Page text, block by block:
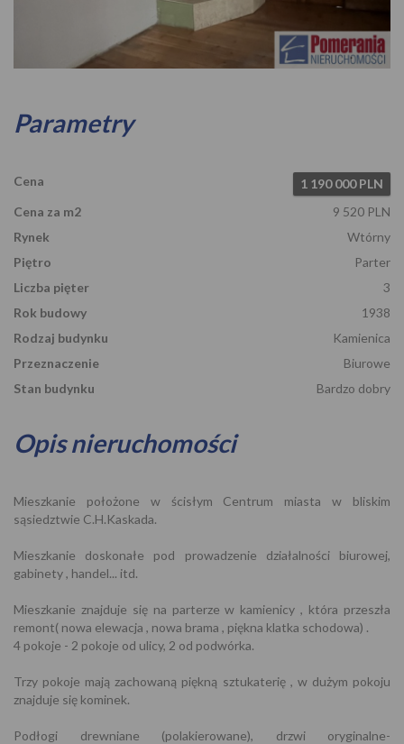
Parametry
Cena
1 190 000 PLN
Cena za m2
9 520 PLN
Rynek
Wtórny
Piętro
Parter
Liczba pięter
3
Rok budowy
1938
Rodzaj budynku
Kamienica
Przeznaczenie
Biurowe
Stan budynku
Bardzo dobry
Opis nieruchomości
Mieszkanie położone w ścisłym Centrum miasta w bliskim
sąsiedztwie C.H.Kaskada.
Mieszkanie doskonałe pod prowadzenie działalności biurowej,
gabinety , handel... itd.
Mieszkanie znajduje się na parterze w kamienicy , która przeszła
remont( nowa elewacja , nowa brama , piękna klatka schodowa) .
4 pokoje - 2 pokoje od ulicy, 2 od podwórka.
Trzy pokoje mają zachowaną piękną sztukaterię , w dużym pokoju
znajduje się kominek.
Podłogi drewniane (polakierowane), drzwi oryginalne-